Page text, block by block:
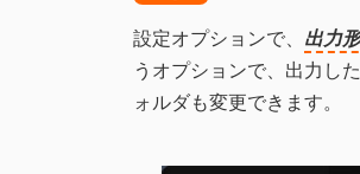
設定オプションで、 出力
うオプションで、出力し
ォルダも変更できます。